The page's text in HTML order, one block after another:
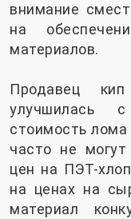
внимание
на
материалов.
Продавец
улучшилась
стоимость
часто не
цен на ПЭТ-
на ценах на
материал